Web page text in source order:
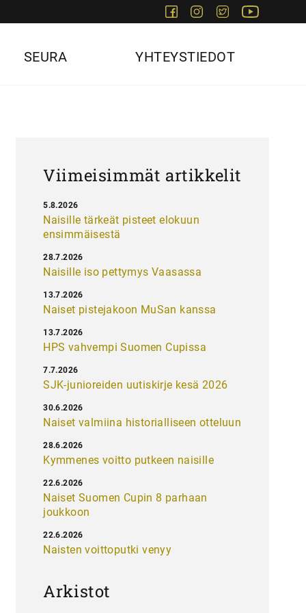
FacebookInstagram
Twitter
SEURA YHTEYSTIEDOT
Viimeisimmät artikkelit
Naisille tärkeät pisteet elokuun
ensimmäisestä
5.8.2026
Naisille iso pettymys Vaasassa
28.7.2026
Naiset pistejakoon MuSan kanssa
13.7.2026
HPS vahvempi Suomen Cupissa
13.7.2026
SJK-junioreiden uutiskirje kesä 2026
7.7.2026
Naiset valmiina historialliseen otteluun
30.6.2026
Kymmenes voitto putkeen naisille
28.6.2026
Naiset Suomen Cupin 8 parhaan
joukkoon
22.6.2026
Naisten voittoputki venyy
22.6.2026
Arkistot